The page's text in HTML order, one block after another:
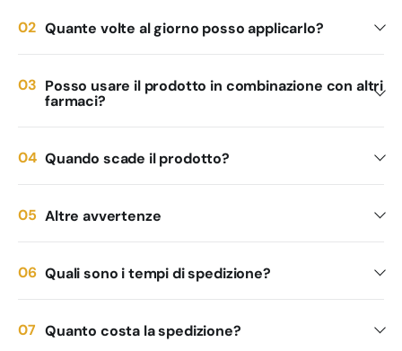
Quante volte al giorno posso applicarlo?
Posso usare il prodotto in combinazione con altri
farmaci?
Quando scade il prodotto?
Altre avvertenze
Quali sono i tempi di spedizione?
Quanto costa la spedizione?